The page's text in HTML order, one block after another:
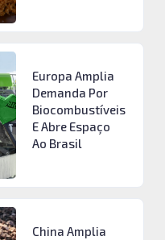
Europa Amplia
Demanda Por
Biocombustíveis
E Abre Espaço
Ao Brasil
China Amplia